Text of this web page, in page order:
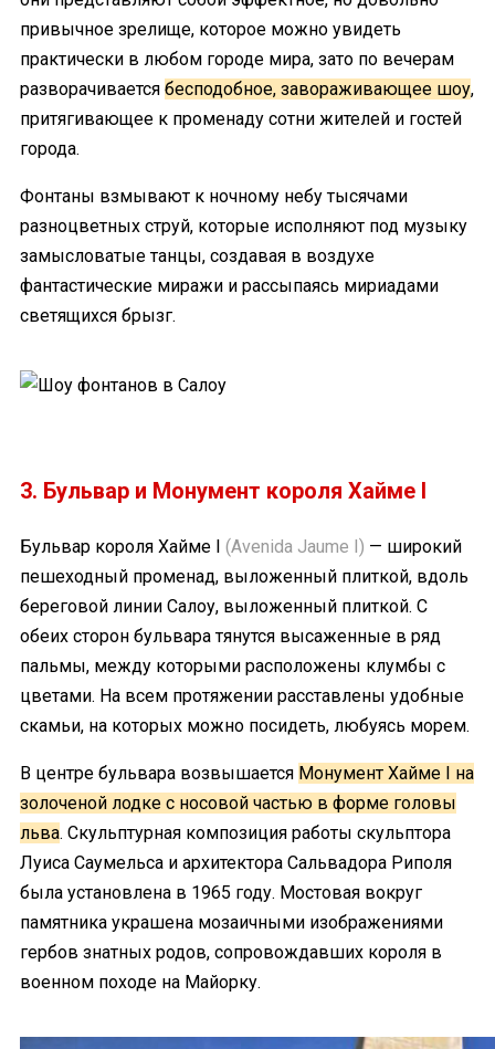
привычное зрелище, которое можно увидеть
практически в любом городе мира, зато по вечерам
разворачивается бесподобное, завораживающее шоу,
притягивающее к променаду сотни жителей и гостей
города.
Фонтаны взмывают к ночному небу тысячами
разноцветных струй, которые исполняют под музыку
замысловатые танцы, создавая в воздухе
фантастические миражи и рассыпаясь мириадами
светящихся брызг.
3. Бульвар и Монумент короля Хайме I
Бульвар короля Хайме I (Avenida Jaume I) — широкий
пешеходный променад, выложенный плиткой, вдоль
береговой линии Салоу, выложенный плиткой. С
обеих сторон бульвара тянутся высаженные в ряд
пальмы, между которыми расположены клумбы с
цветами. На всем протяжении расставлены удобные
скамьи, на которых можно посидеть, любуясь морем.
В центре бульвара возвышается Монумент Хайме I на
золоченой лодке с носовой частью в форме головы
льва. Скульптурная композиция работы скульптора
Луиса Саумельса и архитектора Сальвадора Риполя
была установлена в 1965 году. Мостовая вокруг
памятника украшена мозаичными изображениями
гербов знатных родов, сопровождавших короля в
военном походе на Майорку.